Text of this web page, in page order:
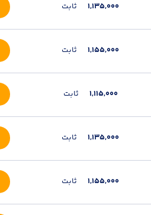
1,135,000 ثابت
1,155,000 ثابت
1,115,000 ثابت
1,135,000 ثابت
1,155,000 ثابت